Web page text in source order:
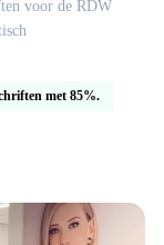
voor de RDW
met 85%.